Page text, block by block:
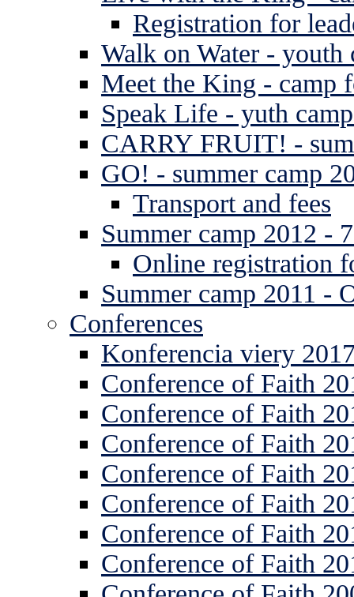
Registration for
Walk on Water - youth
Meet the King - camp
Speak Life - yuth
CARRY FRUIT! -
GO! - summer camp
Transport and fees
Summer camp 2012 -
Online registration
Summer camp 2011 -
Conferences
Konferencia viery
Conference of Faith
Conference of Faith
Conference of Faith
Conference of Faith
Conference of Faith
Conference of Faith
Conference of Faith